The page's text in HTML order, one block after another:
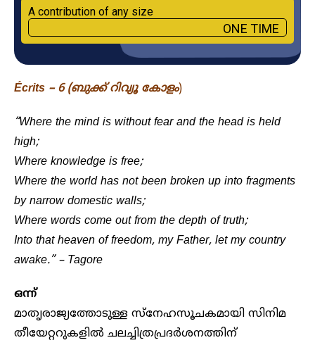
A contribution of any size
ONE TIME
Écrits – 6 (ബുക്ക് റിവ്യൂ കോളം)
“Where the mind is without fear and the head is held
high;
Where knowledge is free;
Where the world has not been broken up into fragments
by narrow domestic walls;
Where words come out from the depth of truth;
Into that heaven of freedom, my Father, let my country
awake.” – Tagore
ഒന്ന്
മാതൃരാജ്യത്തോടുള്ള സ്നേഹസൂചകമായി സിനിമ
തീയേറ്ററുകളില്‍ ചലച്ചിത്രപ്രദര്‍ശനത്തിന്